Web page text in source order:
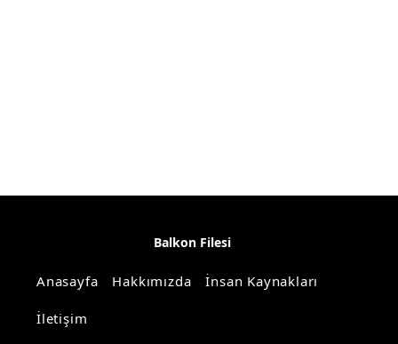
Balkon Filesi
Anasayfa Hakkımızda İnsan Kaynakları
İletişim